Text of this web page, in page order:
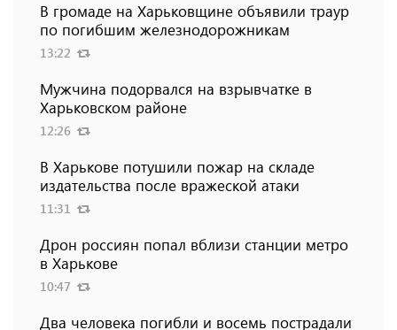
В громаде на Харьковщине объявили траур
по погибшим железнодорожникам
13:22
Мужчина подорвался на взрывчатке в
Харьковском районе
12:26
В Харькове потушили пожар на складе
издательства после вражеской атаки
11:31
Дрон россиян попал вблизи станции метро
в Харькове
10:47
Два человека погибли и восемь пострадали